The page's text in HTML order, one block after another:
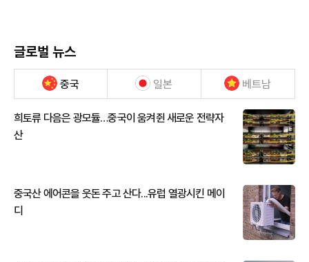
글로벌 뉴스
중국 일본 베트남
희토류 다음은 광모듈…중국이 움켜쥔 새로운 전략자
산
중국산 에어콘을 웃돈 주고 산다...유럽 열광시킨 메이
디